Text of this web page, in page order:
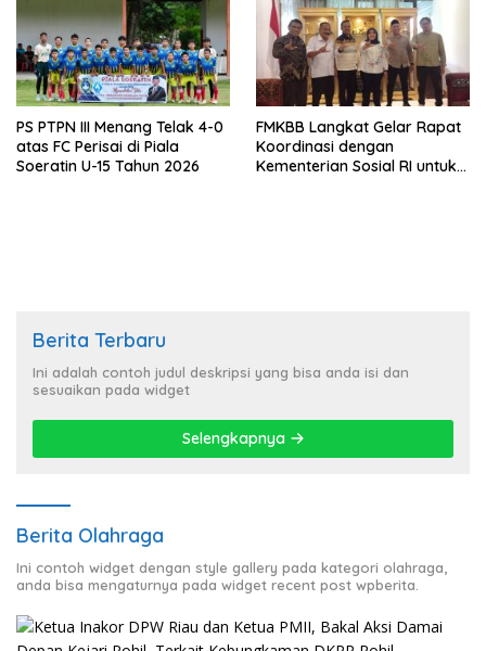
PS PTPN III Menang Telak 4-0
atas FC Perisai di Piala
Soeratin U-15 Tahun 2026
FMKBB Langkat Gelar Rapat
Koordinasi dengan
Kementerian Sosial RI untuk
Berita Terbaru
Ini adalah contoh judul deskripsi yang bisa anda isi dan
sesuaikan pada widget
Selengkapnya
Berita Olahraga
Ini contoh widget dengan style gallery pada kategori olahraga,
anda bisa mengaturnya pada widget recent post wpberita.